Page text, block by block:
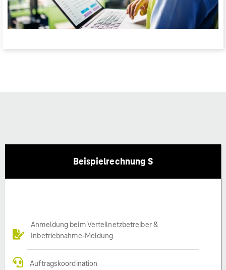
Beispielrechnung S
Anmeldung beim Verteilnetzbetreiber &
Inbetriebnahme-Meldung
Auftragskoordination